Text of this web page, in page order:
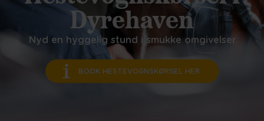
Dyrehaven
Nyd en hyggelig stund i smukke omgivelser
BOOK HESTEVOGNSKØRSEL HER